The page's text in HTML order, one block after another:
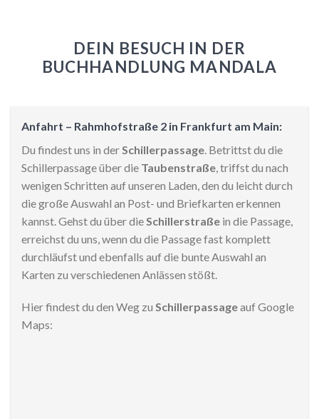
DEIN BESUCH IN DER
BUCHHANDLUNG MANDALA
Anfahrt – Rahmhofstraße 2 in Frankfurt am Main:
Du findest uns in der Schillerpassage . Betrittst du die
Schillerpassage über die Taubenstraße , triffst du nach
wenigen Schritten auf unseren Laden, den du leicht durch
die große Auswahl an Post- und Briefkarten erkennen
kannst. Gehst du über die Schillerstraße in die Passage,
erreichst du uns, wenn du die Passage fast komplett
durchläufst und ebenfalls auf die bunte Auswahl an
Karten zu verschiedenen Anlässen stößt.
Hier findest du den Weg zu Schillerpassageauf Google
Maps: